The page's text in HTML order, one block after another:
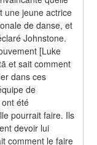
une jeune actrice
de danse, et
Johnstone.
[Luke
et sait comment
dans ces
de
été
pourrait faire. Ils
devoir lui
comment le faire